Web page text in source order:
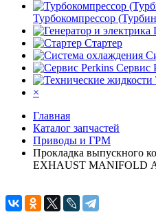
Турбокомпрессор
Стартер
Сервис
×
Главная
Каталог запчастей
Приводы и ГРМ
Прокладка выпускного
EXHAUST MANIFOLD